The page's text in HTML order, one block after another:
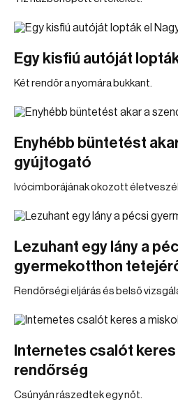
Egy kisfiú autóját
Két rendőr a nyomára bukkant.
Enyhébb büntetést
gyújtogató
Ivócimborájának okozott
Lezuhant egy lány a
gyermekotthon
Rendőrségi eljárás és belső
Internetes csalót
rendőrség
Csúnyán rászedtek egy nőt.